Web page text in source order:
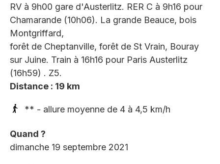
RV à 9h00 gare d'Austerlitz. RER C à 9h16 pour
Chamarande (10h06). La grande Beauce, bois
Montgriffard,
forêt de Cheptanville, forêt de St Vrain, Bouray
sur Juine. Train à 16h16 pour Paris Austerlitz
(16h59) . Z5.
Distance : 19 km
** - allure moyenne de 4 à 4,5 km/h
Quand ?
dimanche 19 septembre 2021